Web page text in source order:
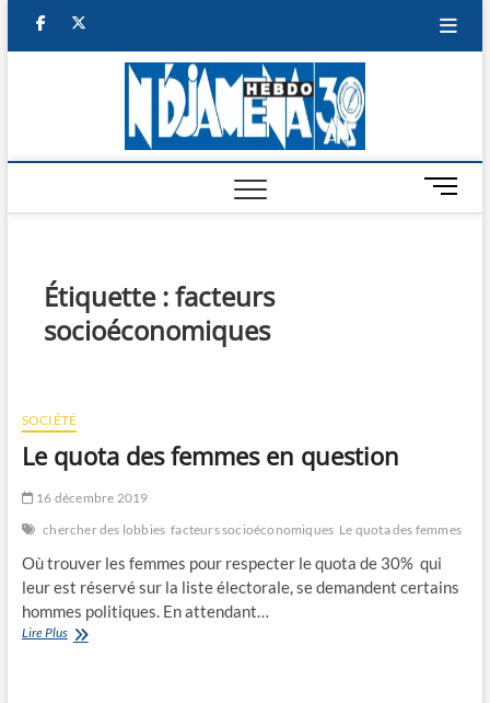
facebook
M
e
Étiquette :facteurs
socioéconomiques
SOCIÉTÉ
Le quota des femmes en question
16 décembre 2019
chercher des lobbies facteurs socioéconomiques Le quota des femmes
Où trouver les femmes pour respecter le quota de 30% qui
leur est réservé sur la liste électorale, se demandent certains
hommes politiques. En attendant…
Lire PlusLe